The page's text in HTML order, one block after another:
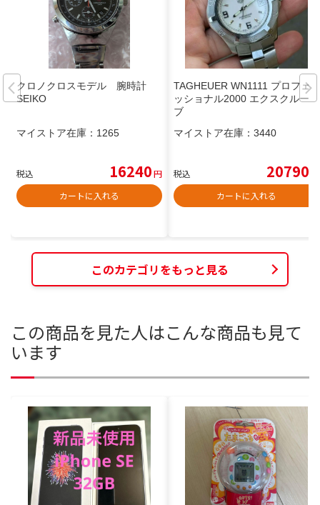
クロノクロスモデル 腕時計
SEIKO
マイストア在庫： 1265
税込 16240円
カートに入れる
TAGHEUER WN1111 プロフェ
ッショナル2000 エクスクルーシ
ブ
マイストア在庫： 3440
税込 20790
カートに入れる
このカテゴリをもっと見る
この商品を見た人はこんな商品も見て
います